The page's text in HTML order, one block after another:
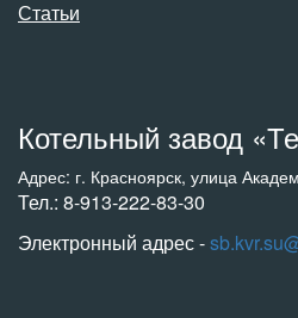
Статьи
Котельный завод
Адрес: г. Красноярск, улица
Тел.: 8-913-222-83-30
Электронный адрес -